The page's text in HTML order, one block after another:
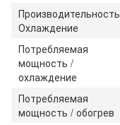
Производительность
Охлаждение
Потребляемая
мощность /
охлаждение
Потребляемая
мощность / обогрев